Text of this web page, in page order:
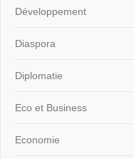
Développement
Diaspora
Diplomatie
Eco et Business
Economie